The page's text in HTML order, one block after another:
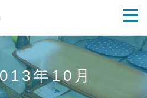
年10月